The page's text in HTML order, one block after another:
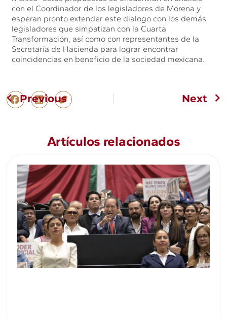
con el Coordinador de los legisladores de Morena y
esperan pronto extender este dialogo con los demás
legisladores que simpatizan con la Cuarta
Transformación, así como con representantes de la
Secretaría de Hacienda para lograr encontrar
coincidencias en beneficio de la sociedad mexicana.
Previous Next
Artículos relacionados